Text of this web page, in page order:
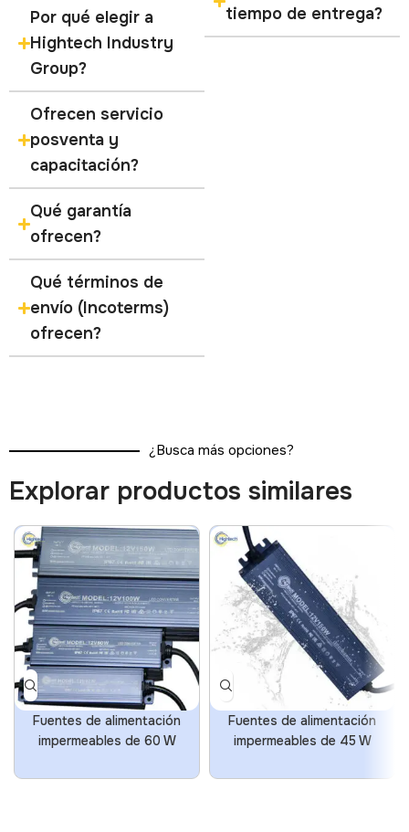
Por qué elegir a
Hightech Industry
Group?
Ofrecen servicio
posventa y
capacitación?
Qué garantía
ofrecen?
Qué términos de
envío (Incoterms)
ofrecen?
tiempo de entrega?
¿Busca más opciones?
Explorar productos similares
Fuentes de alimentación
impermeables de 60 W
Fuentes de alimentación
impermeables de 45 W